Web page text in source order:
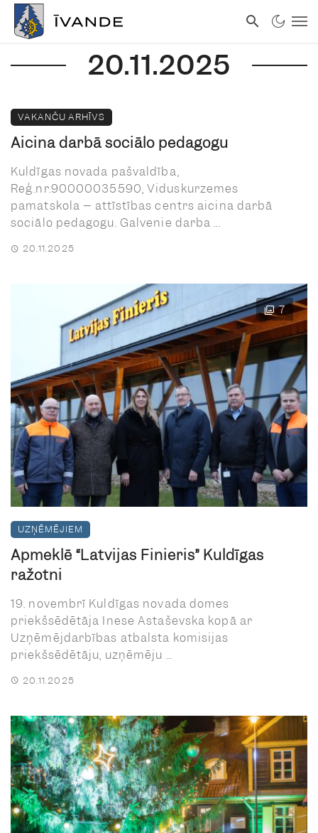
20.11.2025
VAKANČU ARHĪVS
Aicina darbā sociālo pedagogu
Kuldīgas novada pašvaldība,
Reģ.nr.90000035590, Viduskurzemes
pamatskola – attīstības centrs aicina darbā
sociālo pedagogu. Galvenie darba ...
20.11.2025
7
UZŅĒMĒJIEM
Apmeklē “Latvijas Finieris” Kuldīgas
ražotni
19. novembrī Kuldīgas novada domes
priekšsēdētāja Inese Astaševska kopā ar
Uzņēmējdarbības atbalsta komisijas
priekšsēdētāju, uzņēmēju ...
20.11.2025